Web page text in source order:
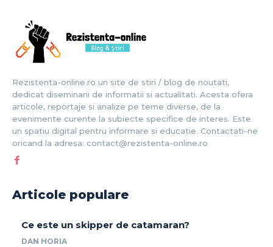
Rezistenta-online.ro un site de stiri / blog de noutati,
dedicat diseminarii de informatii si actualitati. Acesta ofera
articole, reportaje si analize pe teme diverse, de la
evenimente curente la subiecte specifice de interes. Este
un spatiu digital pentru informare si educatie. Contactati-ne
oricand la adresa: contact@rezistenta-online.ro
Articole populare
Ce este un skipper de catamaran?
DAN HORIA